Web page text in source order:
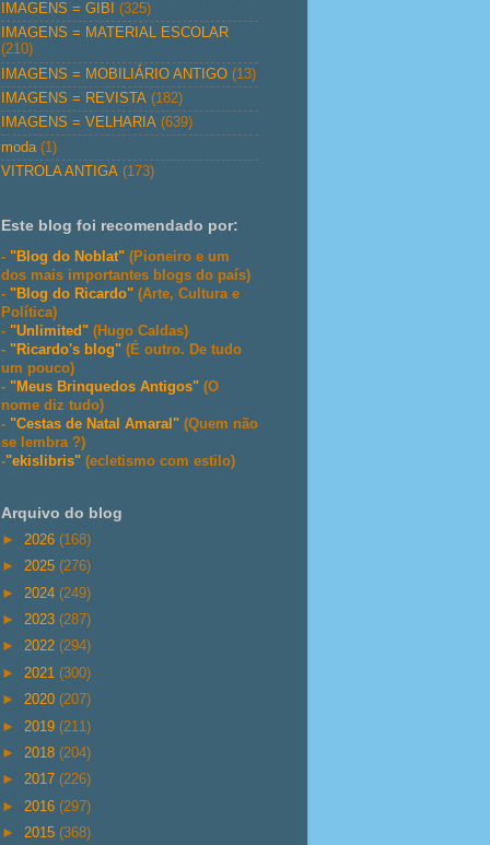
IMAGENS = GIBI
(325)
IMAGENS = MATERIAL ESCOLAR
(210)
IMAGENS = MOBILIÁRIO ANTIGO (13)
IMAGENS = REVISTA (182)
IMAGENS = VELHARIA (639)
moda (1)
VITROLA ANTIGA (173)
Este blog foi recomendado por:
- "Blog do Noblat" (Pioneiro e um
dos mais importantes blogs do país)
- "Blog do Ricardo" (Arte, Cultura e
Política)
- "Unlimited" (Hugo Caldas)
- "Ricardo's blog" (É outro. De tudo
um pouco)
- "Meus Brinquedos Antigos" (O
nome diz tudo)
- "Cestas de Natal Amaral" (Quem não
se lembra ?)
-"ekislibris" (ecletismo com estilo)
Arquivo do blog
► 2026 (168)
► 2025 (276)
► 2024 (249)
► 2023 (287)
► 2022 (294)
► 2021 (300)
► 2020 (207)
► 2019 (211)
► 2018 (204)
► 2017 (226)
► 2016 (297)
► 2015 (368)